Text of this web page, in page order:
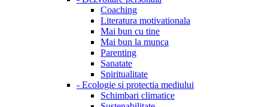
Coaching
Literatura motivationala
Mai bun cu tine
Mai bun la munca
Parenting
Sanatate
Spiritualitate
- Ecologie si protectia mediului
Schimbari climatice